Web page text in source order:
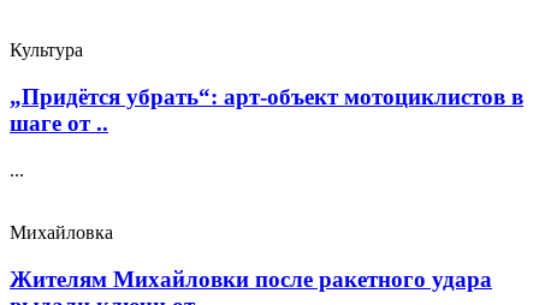
Культура
„Придётся убрать“: арт‑объект мотоциклистов в
шаге от ..
...
Михайловка
Жителям Михайловки после ракетного удара